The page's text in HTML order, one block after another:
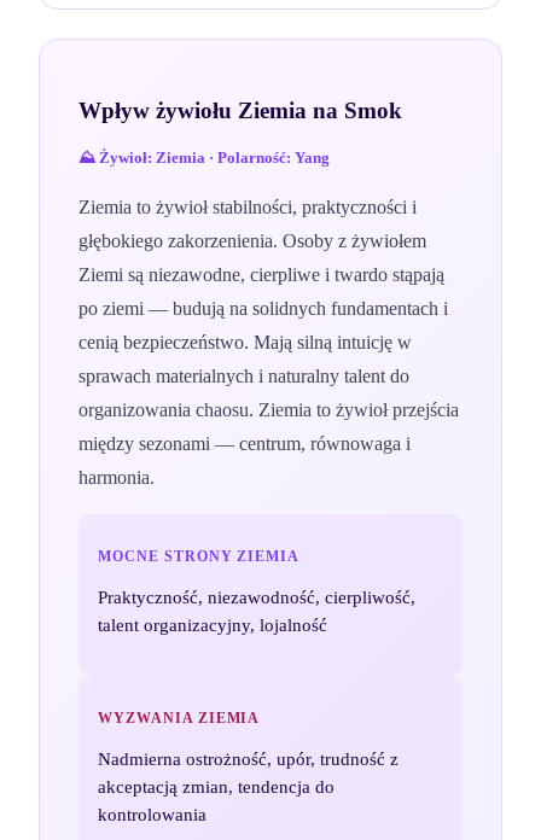
Wpływ żywiołu Ziemia na Smok
⛰️ Żywioł: Ziemia · Polarność: Yang
Ziemia to żywioł stabilności, praktyczności i
głębokiego zakorzenienia. Osoby z żywiołem
Ziemi są niezawodne, cierpliwe i twardo stąpają
po ziemi — budują na solidnych fundamentach i
cenią bezpieczeństwo. Mają silną intuicję w
sprawach materialnych i naturalny talent do
organizowania chaosu. Ziemia to żywioł przejścia
między sezonami — centrum, równowaga i
harmonia.
MOCNE STRONYZIEMIA
Praktyczność, niezawodność, cierpliwość,
talent organizacyjny, lojalność
WYZWANIA ZIEMIA
Nadmierna ostrożność, upór, trudność z
akceptacją zmian, tendencja do
kontrolowania